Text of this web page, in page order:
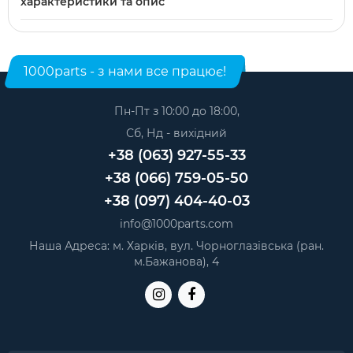
1000parts - з нами все працює!
Пн-Пт з 10:00 до 18:00,
Сб, Нд - вихідний
+38 (063) 927-55-33
+38 (066) 759-05-50
+38 (097) 404-40-03
info@1000parts.com
Наша Адреса: м. Харків, вул. Чорноглазівська (ран.
м.Бажанова), 4